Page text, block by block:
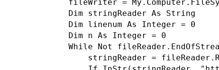
fileWriter =
            Dim stringReader As String
            Dim linenum As Integer = 0
            Dim n As Integer = 0
While Not
stringReader =